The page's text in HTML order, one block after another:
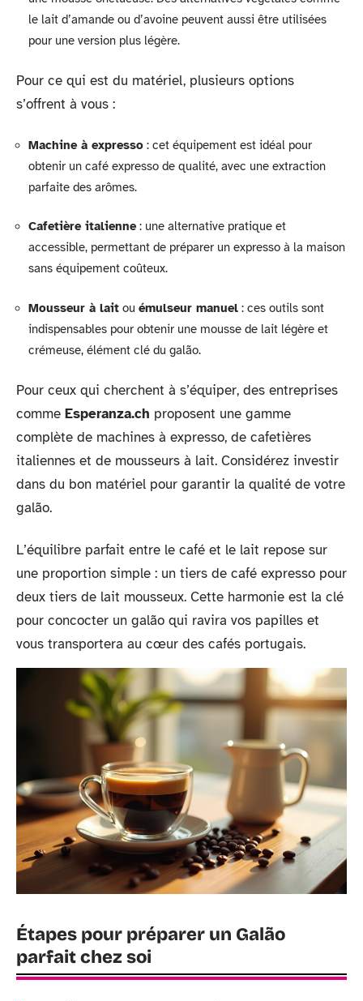
le lait d’amande ou d’avoine peuvent aussi être utilisées
pour une version plus légère.
Pour ce qui est du matériel, plusieurs options
s’offrent à vous :
Machine à expresso : cet équipement est idéal pour
obtenir un café expresso de qualité, avec une extraction
parfaite des arômes.
Cafetière italienne: une alternative pratique et
accessible, permettant de préparer un expresso à la maison
sans équipement coûteux.
Mousseur à lait ou émulseur manuel : ces outils sont
indispensables pour obtenir une mousse de lait légère et
crémeuse, élément clé du galão.
Pour ceux qui cherchent à s’équiper, des entreprises
comme Esperanza.ch proposent une gamme
complète de machines à expresso, de cafetières
italiennes et de mousseurs à lait. Considérez investir
dans du bon matériel pour garantir la qualité de votre
galão.
L’équilibre parfait entre le café et le lait repose sur
une proportion simple : un tiers de café expresso pour
deux tiers de lait mousseux. Cette harmonie est la clé
pour concocter un galão qui ravira vos papilles et
vous transportera au cœur des cafés portugais.
Étapes pour préparer un Galão
parfait chez soi